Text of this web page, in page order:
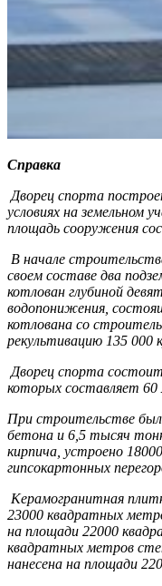
Справка
Дворец спорта
условиях на земельном
площадь сооружения
В начале
своем составе два
котлован глубиной
водопонижения,
котлована со
рекультивацию 135 000
Дворец спорта
которых составляет 60
При строительстве
бетона и 6,5 тысяч
кирпича, устроено
гипсокартонных
Керамогранитная
23000 квадратных
на площади 22000
квадратных метров
нанесена на площади